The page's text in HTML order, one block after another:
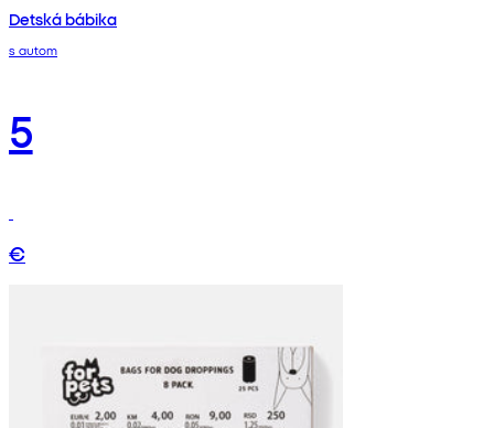
Detská bábika
s autom
5
€